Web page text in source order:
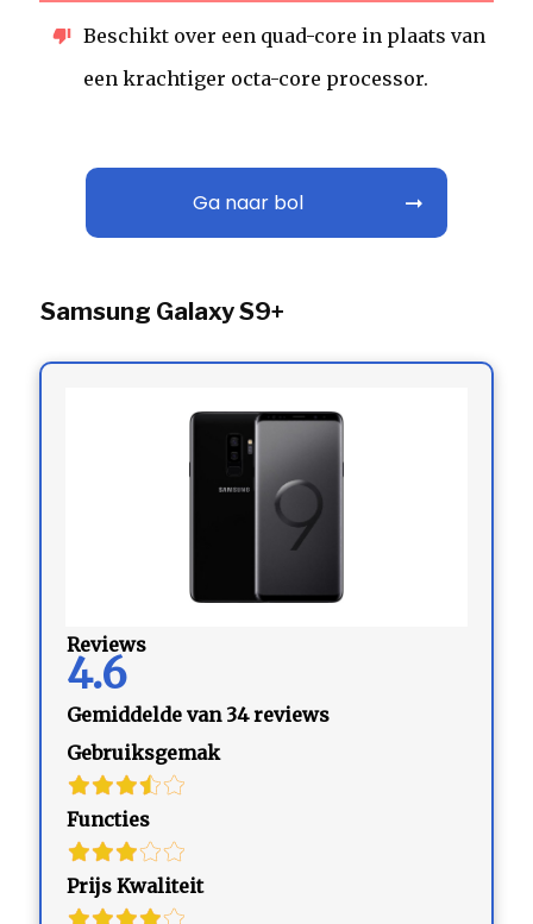
Beschikt over een quad-core in plaats van
een krachtiger octa-core processor.
Ga naar bol
Samsung Galaxy S9+
Reviews
4.6
Gemiddelde van 34 reviews
Gebruiksgemak
Functies
Prijs Kwaliteit